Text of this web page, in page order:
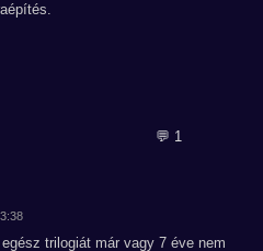
💬 1
trilogiát már vagy 7 éve nem